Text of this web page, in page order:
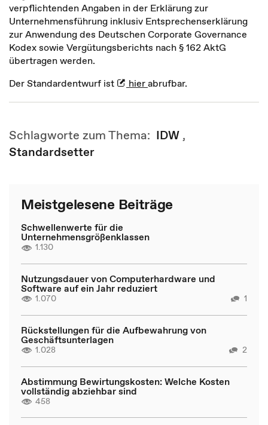
verpflichtenden Angaben in der Erklärung zur
Unternehmensführung inklusiv Entsprechenserklärung
zur Anwendung des Deutschen Corporate Governance
Kodex sowie Vergütungsberichts nach § 162 AktG
übertragen werden.
Der Standardentwurf ist
hierabrufbar.
Schlagworte zum Thema: IDW ,
Standardsetter
Meistgelesene Beiträge
Schwellenwerte für die
Unternehmensgrößenklassen
1.130
Nutzungsdauer von Computerhardware und
Software auf ein Jahr reduziert
1.070 1
Rückstellungen für die Aufbewahrung von
Geschäftsunterlagen
1.028 2
Abstimmung Bewirtungskosten: Welche Kosten
vollständig abziehbar sind
458